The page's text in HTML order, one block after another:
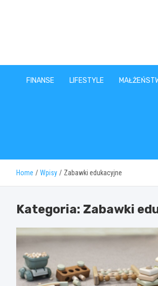
FINANSE LIFESTYLE
Home Wpisy Zabawki edukacyjne
Kategoria: Zabawki